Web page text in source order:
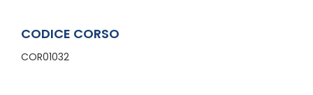
CODICE CORSO
COR01032